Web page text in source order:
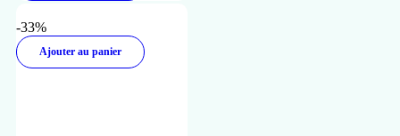
-33%
Ajouter au panier